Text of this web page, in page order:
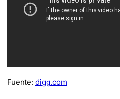
Fuente: digg.com